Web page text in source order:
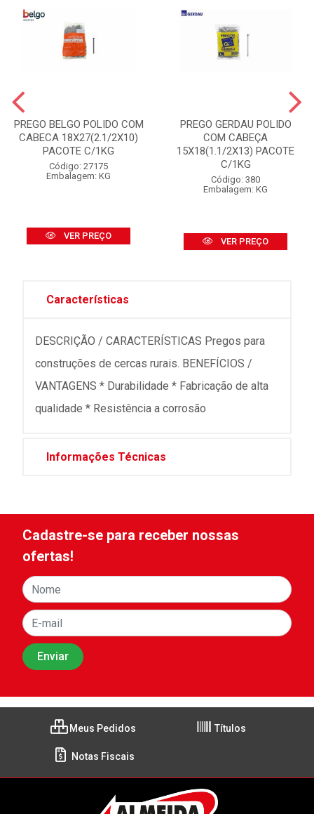
PREGO BELGO POLIDO COM
CABECA 18X27(2.1/2X10)
PACOTE C/1KG
Código: 27175
Embalagem: KG
VER PREÇO
PREGO GERDAU POLIDO
COM CABEÇA
15X18(1.1/2X13) PACOTE
C/1KG
Código: 380
Embalagem: KG
VER PREÇO
Características
DESCRIÇÃO / CARACTERÍSTICAS Pregos para
construções de cercas rurais. BENEFÍCIOS /
VANTAGENS * Durabilidade * Fabricação de alta
qualidade * Resistência a corrosão
Informações Técnicas
Cadastre-se para receber nossas
ofertas!
Meus Pedidos Títulos
Notas Fiscais